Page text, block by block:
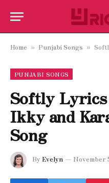
Home » Punjabi Songs » Softly
PUNJABI SONGS
Softly
Ikky and
Song
By Evelyn November